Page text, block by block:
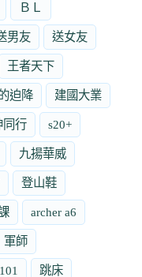
ＢＬ
男友 送女友
王者天下
迫降 建國大業
同行 s20+
九揚華威
登山鞋
archer a6
軍師
跳床